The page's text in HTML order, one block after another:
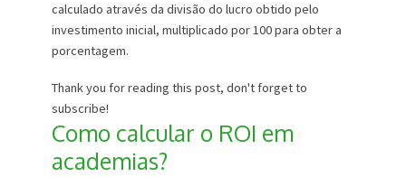
calculado através da divisão do lucro obtido pelo
investimento inicial, multiplicado por 100 para obter a
porcentagem.
Thank you for reading this post, don't forget to
subscribe!
Como calcular o ROI em
academias?